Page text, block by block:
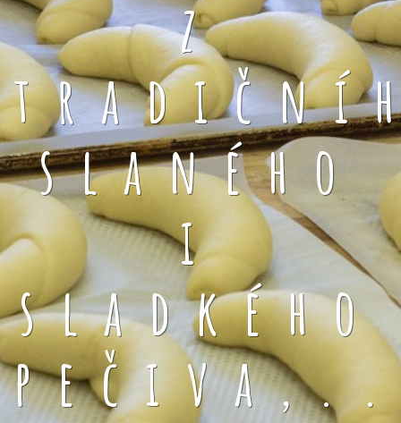
z
slaného
i
sladkého